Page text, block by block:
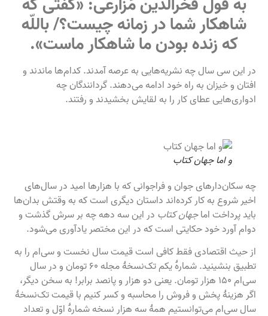
به قول فخرالدین مَزارعی: «گفتی که
شاهکار شما در زمانه چیست؟/ باللّه
که زنده بودن ما شاهکار ماست».
در این سی سال چه نشریه‌هایی به عرصه آمدند. کدام‌ها ماندند و
افتان ‌و خیزان به راه خود ادامه می‌دهند. گردانندگان چه
ادواری‌هایی عطای کار را به لقایش بخشیدند و رفتند.
و اما جهان کتاب
چه سکان‌دارهای جوان و فراجوانی که با هزارها امید در سال‌های
اخیر شروع به کار کرده‌اند داستان دیگری است که به وقتش بدان‌ها
باید پرداخت اماجهان کتاب در این سه دهه چه بر سرش گذشت و
دوام آورد خود حکایتی است که در این مختصر یادآوری می‌شود.
از حیث اقتصادی فقط کافی است قیمت سال نخست و سی‌ام را به
تطبیق بنشینید. شمارهٔ یکم تک‌نسخهٔ مجله ۶۰ تومان و در سال
سی‌ام ۱۵۰ هزار تومان. یعنی دو هزار و پانصد برابر! به سخن دیگر،
اگر هزینهٔ پخش و فروش را محاسبه و کسر کنیم با قیمت تک‌نسخۀ
سال سی‌ام می‌توانستیم همهٔ سه هزار نسخه شمارهٔ اوّل و تعداد